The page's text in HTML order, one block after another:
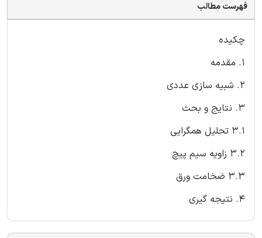
فهرست مطالب
چکیده
1. مقدمه
2. شبیه سازی عددی
3. نتایج و بحث
3.1 تحلیل همگرایی
3.2 زاویه سیم پیچ
3.3 ضخامت ورق
4. نتیجه گیری